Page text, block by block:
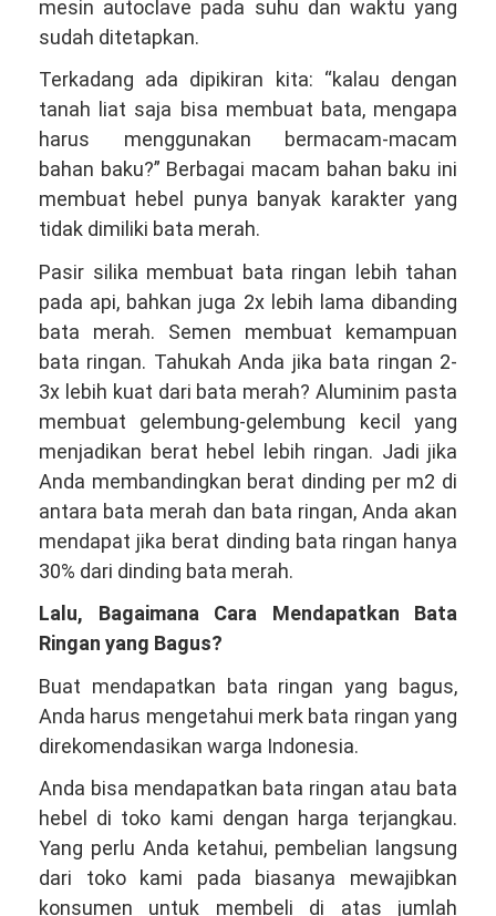
mesin autoclave pada suhu dan waktu yang
sudah ditetapkan.
Terkadang ada dipikiran kita: “kalau dengan
tanah liat saja bisa membuat bata, mengapa
harus menggunakan bermacam-macam
bahan baku?” Berbagai macam bahan baku ini
membuat hebel punya banyak karakter yang
tidak dimiliki bata merah.
Pasir silika membuat bata ringan lebih tahan
pada api, bahkan juga 2x lebih lama dibanding
bata merah. Semen membuat kemampuan
bata ringan. Tahukah Anda jika bata ringan 2-
3x lebih kuat dari bata merah? Aluminim pasta
membuat gelembung-gelembung kecil yang
menjadikan berat hebel lebih ringan. Jadi jika
Anda membandingkan berat dinding per m2 di
antara bata merah dan bata ringan, Anda akan
mendapat jika berat dinding bata ringan hanya
30% dari dinding bata merah.
Lalu, Bagaimana Cara Mendapatkan Bata
Ringan yang Bagus?
Buat mendapatkan bata ringan yang bagus,
Anda harus mengetahui merk bata ringan yang
direkomendasikan warga Indonesia.
Anda bisa mendapatkan bata ringan atau bata
hebel di toko kami dengan harga terjangkau.
Yang perlu Anda ketahui, pembelian langsung
dari toko kami pada biasanya mewajibkan
konsumen untuk membeli di atas jumlah